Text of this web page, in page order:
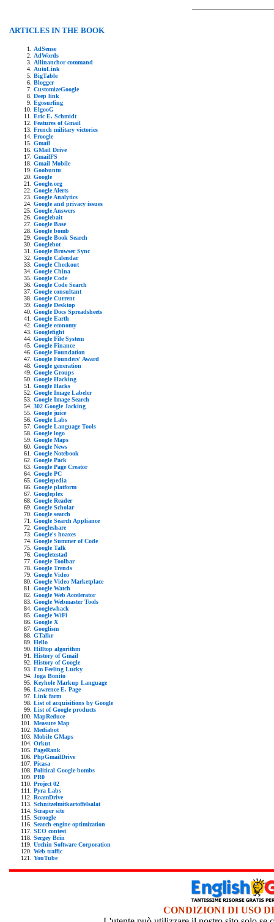
ARTICLES IN THE BOOK
AdSense
AdWords
Allinanchor command
AutoLink
BigTable
Blogger
CustomizeGoogle
Deep link
Egosurfing
ElgooG
Eric E. Schmidt
Features of Gmail
French military victories
Froogle
Gmail
GMail Drive
GmailFS
Gmail Mobile
Goobuntu
Google
Google.org
Google Alerts
Google Analytics
Google and privacy issues
Google Answers
Googlebait
Google Base
Google bomb
Google Book Search
Googlebot
Google Browser Sync
Google Calendar
Google Checkout
Google China
Google Code
Google Code Search
Google consultant
Google Current
Google Desktop
Google Docs Spreadsheets
Google Earth
Google economy
Googlefight
Google File System
Google Finance
Google Foundation
Google Founders' Award
Google generation
Google Groups
Google Hacking
Google Hacks
Google Image Labeler
Google Image Search
302 Google Jacking
Google juice
Google Labs
Google Language Tools
Google logo
Google Maps
Google News
Google Notebook
Google Pack
Google Page Creator
Google PC
Googlepedia
Google platform
Googleplex
Google Reader
Google Scholar
Google search
Google Search Appliance
Googleshare
Google's hoaxes
Google Summer of Code
Google Talk
Googletestad
Google Toolbar
Google Trends
Google Video
Google Video Marketplace
Google Watch
Google Web Accelerator
Google Webmaster Tools
Googlewhack
Google WiFi
Google X
Googlism
GTalkr
Hello
Hilltop algorithm
History of Gmail
History of Google
I'm Feeling Lucky
Joga Bonito
Keyhole Markup Language
Lawrence E. Page
Link farm
List of acquisitions by Google
List of Google products
MapReduce
Measure Map
Mediabot
Mobile GMaps
Orkut
PageRank
PhpGmailDrive
Picasa
Political Google bombs
PR0
Project 02
Pyra Labs
RoamDrive
Schnitzelmitkartoffelsalat
Scraper site
Scroogle
Search engine optimization
SEO contest
Sergey Brin
Urchin Software Corporation
Web traffic
YouTube
CONDIZIONI DI USO